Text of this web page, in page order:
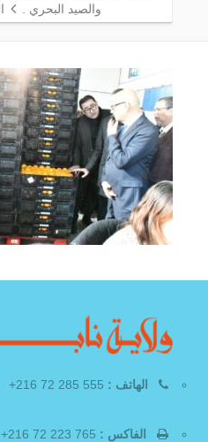
والصيد البحري .
الهاتف :
الفاكس :